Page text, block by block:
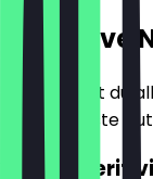
Exklusive
Hier findest du
für NeoTaste
2für1 Aperitivi